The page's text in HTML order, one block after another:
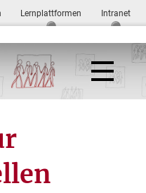
Lernplattformen Intranet